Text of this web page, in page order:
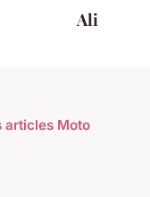
Ali
articles Moto